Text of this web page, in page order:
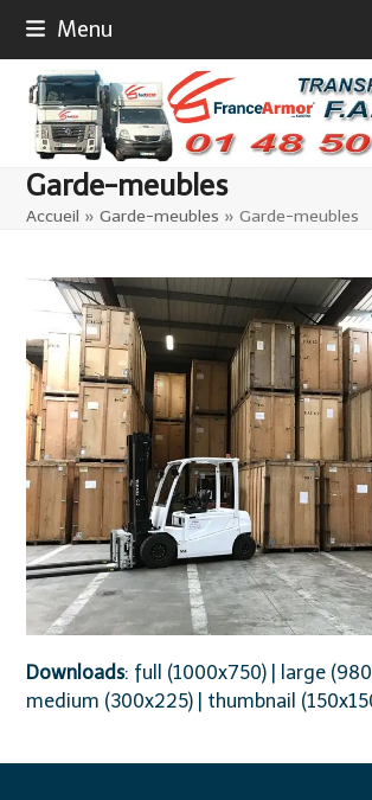
content
Menu
Garde-meubles
Accueil »Garde-meubles »Garde-meubles
Downloads: full (1000x750) large
medium (300x225)
thumbnail